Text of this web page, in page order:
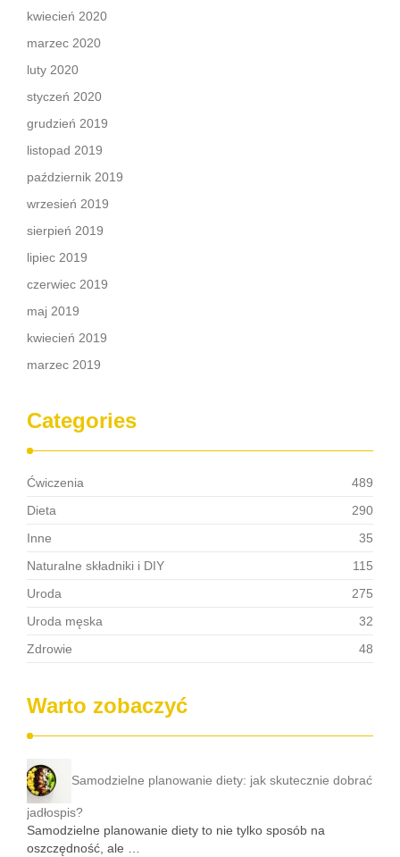
kwiecień 2020
marzec 2020
luty 2020
styczeń 2020
grudzień 2019
listopad 2019
październik 2019
wrzesień 2019
sierpień 2019
lipiec 2019
czerwiec 2019
maj 2019
kwiecień 2019
marzec 2019
Categories
Ćwiczenia
489
Dieta
290
Inne
35
Naturalne składniki i DIY
115
Uroda
275
Uroda męska
32
Zdrowie
48
Warto zobaczyć
Samodzielne planowanie diety: jak skutecznie dobrać
jadłospis?
Samodzielne planowanie diety to nie tylko sposób na
oszczędność, ale …